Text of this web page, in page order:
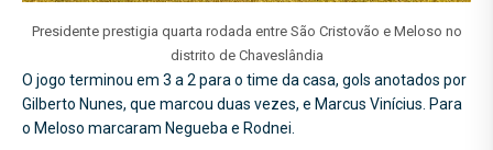
Presidente prestigia quarta rodada entre São Cristovão e Meloso no
distrito de Chaveslândia
O jogo terminou em 3 a 2 para o time da casa, gols anotados por
Gilberto Nunes, que marcou duas vezes, e Marcus Vinícius. Para
o Meloso marcaram Negueba e Rodnei.